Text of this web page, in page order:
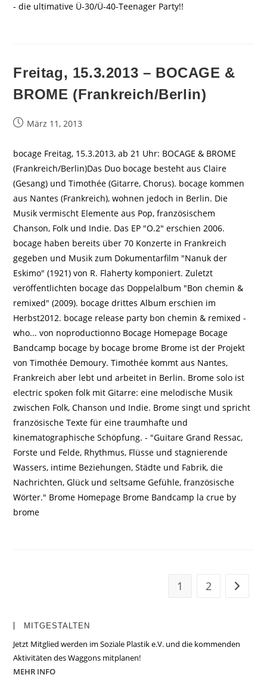
- die ultimative Ü-30/Ü-40-Teenager Party!!
Freitag, 15.3.2013 – BOCAGE &
BROME (Frankreich/Berlin)
BeitragMärz 11, 2013
bocage Freitag, 15.3.2013, ab 21 Uhr: BOCAGE & BROME
(Frankreich/Berlin)Das Duo bocage besteht aus Claire
(Gesang) und Timothée (Gitarre, Chorus). bocage kommen
aus Nantes (Frankreich), wohnen jedoch in Berlin. Die
Musik vermischt Elemente aus Pop, französischem
Chanson, Folk und Indie. Das EP "O.2" erschien 2006.
bocage haben bereits über 70 Konzerte in Frankreich
gegeben und Musik zum Dokumentarfilm "Nanuk der
Eskimo" (1921) von R. Flaherty komponiert. Zuletzt
veröffentlichten bocage das Doppelalbum "Bon chemin &
remixed" (2009). bocage drittes Album erschien im
Herbst2012. bocage release party bon chemin & remixed -
who... von noproductionno Bocage Homepage Bocage
Bandcamp bocage by bocage brome Brome ist der Projekt
von Timothée Demoury. Timothée kommt aus Nantes,
Frankreich aber lebt und arbeitet in Berlin. Brome solo ist
electric spoken folk mit Gitarre: eine melodische Musik
zwischen Folk, Chanson und Indie. Brome singt und spricht
französische Texte für eine traumhafte und
kinematographische Schöpfung. - "Guitare Grand Ressac,
Forste und Felde, Rhythmus, Flüsse und stagnierende
Wassers, intime Beziehungen, Städte und Fabrik, die
Nachrichten, Glück und seltsame Gefühle, französische
Wörter." Brome Homepage Brome Bandcamp la crue by
brome
1 2 Zur
MITGESTALTEN
Jetzt Mitglied werden im Soziale Plastik e.V. und die kommenden
Aktivitäten des Waggons mitplanen!
MEHR INFO